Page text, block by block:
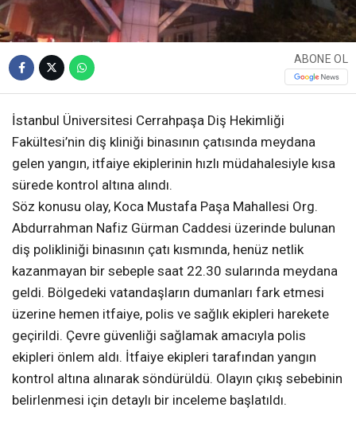
ABONE OL
İstanbul Üniversitesi Cerrahpaşa Diş Hekimliği
Fakültesi’nin diş kliniği binasının çatısında meydana
gelen yangın, itfaiye ekiplerinin hızlı müdahalesiyle kısa
sürede kontrol altına alındı.
Söz konusu olay, Koca Mustafa Paşa Mahallesi Org.
Abdurrahman Nafiz Gürman Caddesi üzerinde bulunan
diş polikliniği binasının çatı kısmında, henüz netlik
kazanmayan bir sebeple saat 22.30 sularında meydana
geldi. Bölgedeki vatandaşların dumanları fark etmesi
üzerine hemen itfaiye, polis ve sağlık ekipleri harekete
geçirildi. Çevre güvenliği sağlamak amacıyla polis
ekipleri önlem aldı. İtfaiye ekipleri tarafından yangın
kontrol altına alınarak söndürüldü. Olayın çıkış sebebinin
belirlenmesi için detaylı bir inceleme başlatıldı.